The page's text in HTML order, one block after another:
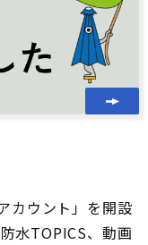
カウント」を開設
水TOPICS、動画